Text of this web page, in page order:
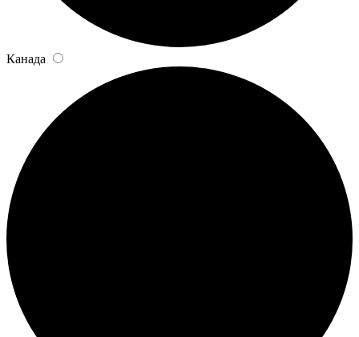
Канада